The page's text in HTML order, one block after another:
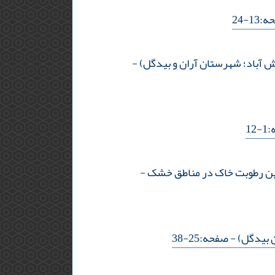
24
آباد؛ شهرستان آران و بیدگل)-
رطوبت خاک در مناطق خشک-
- صفحه:25-38